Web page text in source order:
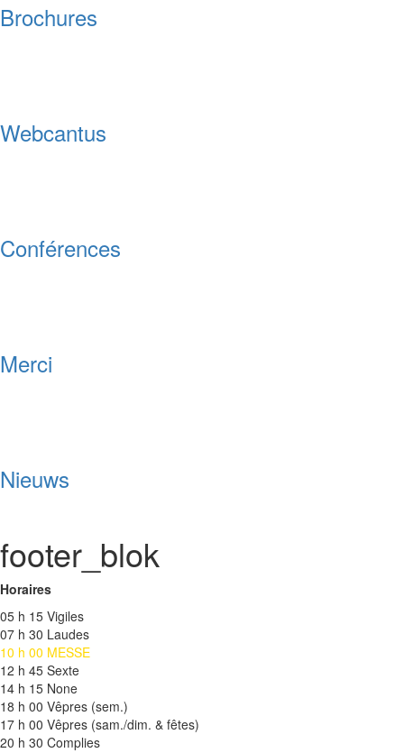
Brochures
Webcantus
Conférences
Merci
Nieuws
footer_blok
Horaires
05 h 15 Vigiles
07 h 30 Laudes
10 h 00 MESSE
12 h 45 Sexte
14 h 15 None
18 h 00 Vêpres (sem.)
17 h 00 Vêpres (sam./dim. & fêtes)
20 h 30 Complies